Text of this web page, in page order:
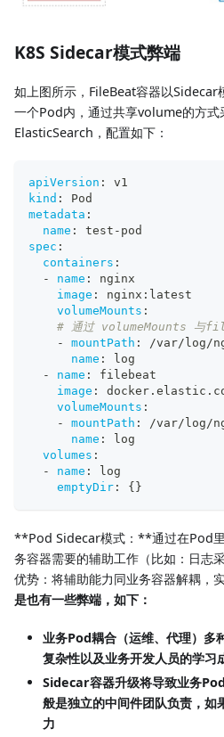
K8S Sidecar模式弊端
如上图所示，FileBeat容器以Sidecar
一个Pod内，通过共享volume的方式
ElasticSearch，配置如下：
apiVersion :
v1
kind :
Pod
metadata :
name : test - pod
spec :
containers :
-
name :
nginx
image : nginx : latest
volumeMounts :
# 通过 volumeMounts 与
-
mountPath :
/var/log/
name :
log
-
name :
filebeat
image :
volumeMounts :
-
mountPath :
/var/log/
name :
log
volumes :
-
name :
log
emptyDir : { }
**Pod Sidecar模式：**通过在Pod
务容器需要的辅助工作（比如：日志
优势：将辅助能力同业务容器解耦，
是也有一些弊端，如下：
业务Pod耦合（运维、代理）
复杂性以及业务开发人员的学习
Sidecar容器升级将导致业务
般是独立的中间件团队负责，如
力